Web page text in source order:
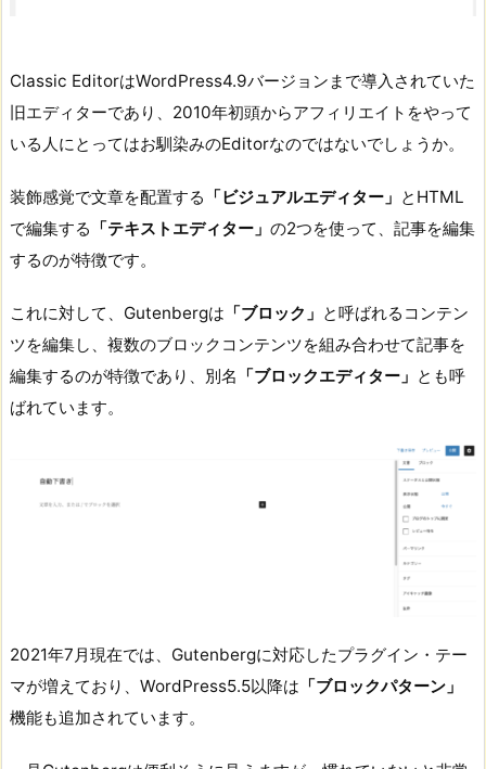
Classic EditorはWordPress4.9バージョンまで導入されていた
旧エディターであり、2010年初頭からアフィリエイトをやって
いる人にとってはお馴染みのEditorなのではないでしょうか。
装飾感覚で文章を配置する 「ビジュアルエディター」 とHTML
で編集する 「テキストエディター」 の2つを使って、記事を編集
するのが特徴です。
これに対して、Gutenbergは 「ブロック」 と呼ばれるコンテン
ツを編集し、複数のブロックコンテンツを組み合わせて記事を
編集するのが特徴であり、別名 「ブロックエディター」 とも呼
ばれています。
2021年7月現在では、Gutenbergに対応したプラグイン・テー
マが増えており、WordPress5.5以降は 「ブロックパターン」
機能も追加されています。